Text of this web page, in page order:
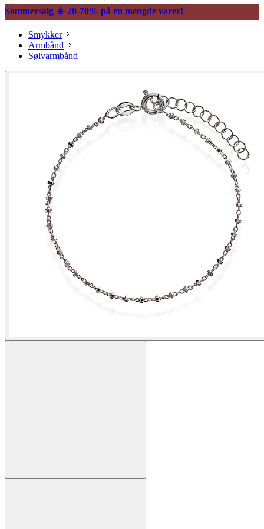
Sommersalg ☀️ 20-70% på en mengde varer!
Smykker
Armbånd
Sølvarmbånd